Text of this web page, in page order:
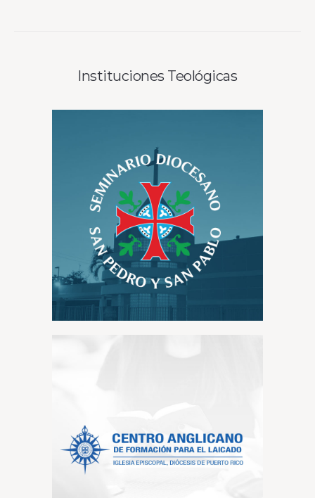
Instituciones Teológicas